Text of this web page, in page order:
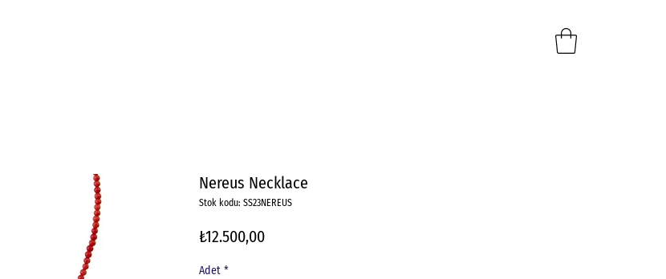
Nereus Necklace
Stok kodu: SS23NEREUS
₺12.500,00Fiyat
Adet *